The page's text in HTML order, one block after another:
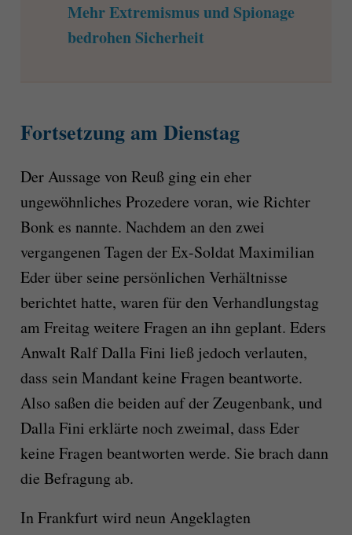
Mehr Extremismus und Spionage
bedrohen Sicherheit
Fortsetzung am Dienstag
Der Aussage von Reuß ging ein eher
ungewöhnliches Prozedere voran, wie Richter
Bonk es nannte. Nachdem an den zwei
vergangenen Tagen der Ex-Soldat Maximilian
Eder über seine persönlichen Verhältnisse
berichtet hatte, waren für den Verhandlungstag
am Freitag weitere Fragen an ihn geplant. Eders
Anwalt Ralf Dalla Fini ließ jedoch verlauten,
dass sein Mandant keine Fragen beantworte.
Also saßen die beiden auf der Zeugenbank, und
Dalla Fini erklärte noch zweimal, dass Eder
keine Fragen beantworten werde. Sie brach dann
die Befragung ab.
In Frankfurt wird neun Angeklagten